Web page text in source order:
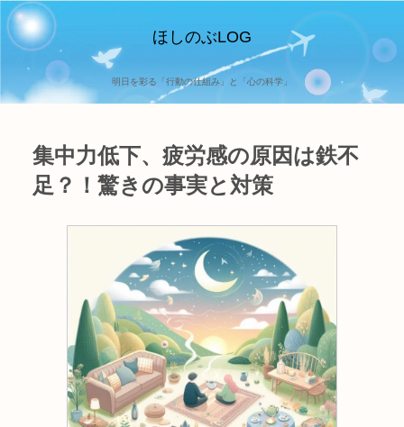
ほしのぶLOG
明日を彩る「行動の仕組み」と「心の科学」
集中力低下、疲労感の原因は鉄不
足？！驚きの事実と対策